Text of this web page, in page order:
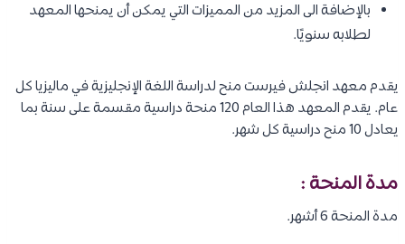
بالإضافة الى المزيد من المميزات التي يمكن أن يمنحها المعهد
لطلابه سنويًا.
يقدم معهد انجلش فيرست منح لدراسة اللغة الإنجليزية في ماليزيا كل
عام. يقدم المعهد هذا العام 120 منحة دراسية مقسمة على سنة بما
يعادل 10 منح دراسية كل شهر.
مدة المنحة :
مدة المنحة 6 أشهر.